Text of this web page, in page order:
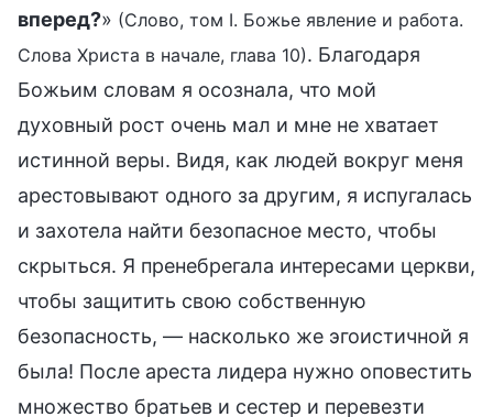
вперед?» (Слово, том I. Божье явление и работа.
Слова Христа в начале, глава 10). Благодаря
Божьим словам я осознала, что мой
духовный рост очень мал и мне не хватает
истинной веры. Видя, как людей вокруг меня
арестовывают одного за другим, я испугалась
и захотела найти безопасное место, чтобы
скрыться. Я пренебрегала интересами церкви,
чтобы защитить свою собственную
безопасность, — насколько же эгоистичной я
была! После ареста лидера нужно оповестить
множество братьев и сестер и перевезти